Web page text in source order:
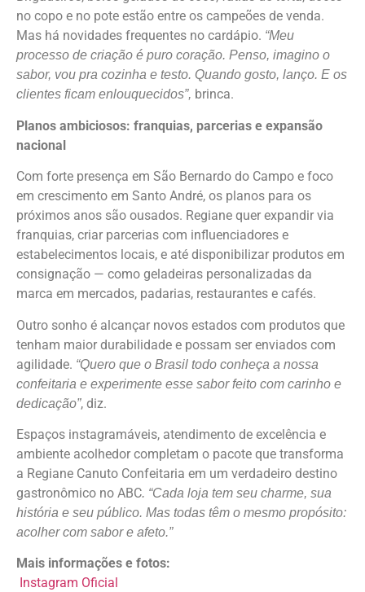
no copo e no pote estão entre os campeões de venda.
Mas há novidades frequentes no cardápio. “Meu
processo de criação é puro coração. Penso, imagino o
sabor, vou pra cozinha e testo. Quando gosto, lanço. E os
clientes ficam enlouquecidos”, brinca.
Planos ambiciosos: franquias, parcerias e expansão
nacional
Com forte presença em São Bernardo do Campo e foco
em crescimento em Santo André, os planos para os
próximos anos são ousados. Regiane quer expandir via
franquias, criar parcerias com influenciadores e
estabelecimentos locais, e até disponibilizar produtos em
consignação — como geladeiras personalizadas da
marca em mercados, padarias, restaurantes e cafés.
Outro sonho é alcançar novos estados com produtos que
tenham maior durabilidade e possam ser enviados com
agilidade. “Quero que o Brasil todo conheça a nossa
confeitaria e experimente esse sabor feito com carinho e
dedicação”, diz.
Espaços instagramáveis, atendimento de excelência e
ambiente acolhedor completam o pacote que transforma
a Regiane Canuto Confeitaria em um verdadeiro destino
gastronômico no ABC. “Cada loja tem seu charme, sua
história e seu público. Mas todas têm o mesmo propósito:
acolher com sabor e afeto.”
Mais informações e fotos:
Instagram Oficial